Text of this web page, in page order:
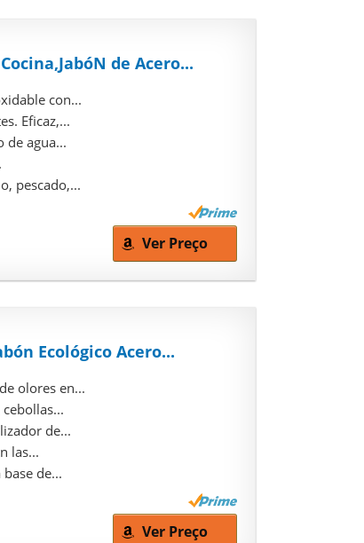
de Acero...
con...
Eficaz,...
de agua...
pescado,...
Ver Preço
Ecológico Acero...
olores en...
de...
las...
de...
Ver Preço